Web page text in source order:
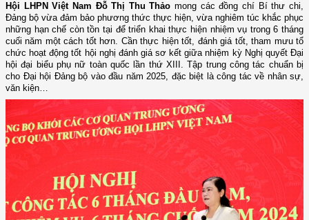
Hội LHPN Việt Nam Đỗ Thị Thu Thảomong các đồng chí Bí thư chi,
Đảng bộ vừa đảm bảo phương thức thực hiện, vừa nghiêm túc khắc phục
những hạn chế còn tồn tại để triển khai thực hiện nhiệm vụ trong 6 tháng
cuối năm một cách tốt hơn. Cần thực hiện tốt, đánh giá tốt, tham mưu tổ
chức hoạt động tốt hội nghị đánh giá sơ kết giữa nhiệm kỳ Nghị quyết Đại
hội đại biểu phụ nữ toàn quốc lần thứ XIII. Tập trung công tác chuẩn bị
cho Đại hội Đảng bộ vào đầu năm 2025, đặc biệt là công tác về nhân sự,
văn kiện…